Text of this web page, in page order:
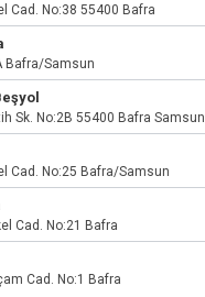
Cad. No:38 55400 Bafra
Bafra/Samsun
Sk. No:2B 55400 Bafra Samsun
Cad. No:25 Bafra/Samsun
Cad. No:21 Bafra
Cad. No:1 Bafra